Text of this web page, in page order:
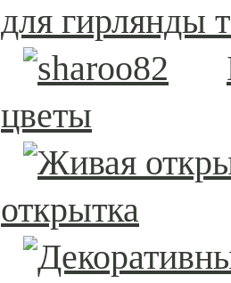
для гирлянды
цветы
открытка